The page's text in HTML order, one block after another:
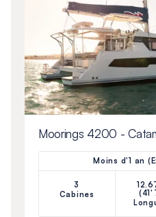
Moorings 4200 -
Moins d'1 an
3
Cabines